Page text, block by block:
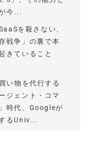
今...
を殺さない、
戦争」の裏で本
きていること
い物を代行する
ジェント・コマ
時代、Googleが
るUniv...